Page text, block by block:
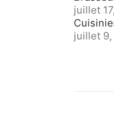
juillet
juillet